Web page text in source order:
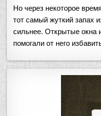
Но через некоторое
тот самый жуткий запах
сильнее. Открытые окна
помогали от него